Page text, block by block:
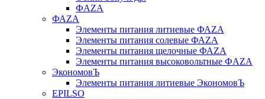
ФAZA
ФАZA
Элементы питания литиевые ФАZА
Элементы питания солевые ФАZА
Элементы питания щелочные ФАZА
Элементы питания высоковольтные ФAZA
ЭкономовЪ
Элементы питания литиевые ЭкономовЪ
EPILSO